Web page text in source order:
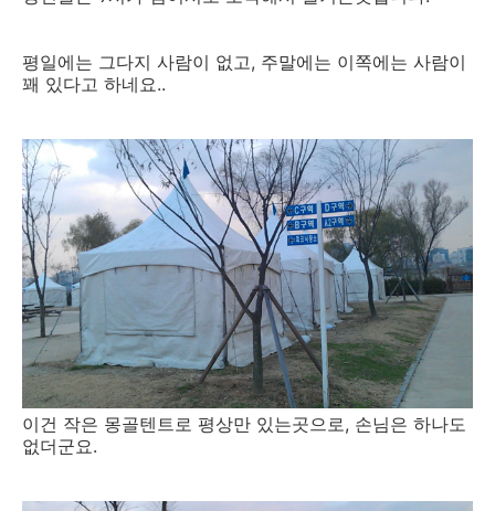
평일에는 그다지 사람이 없고, 주말에는 이쪽에는 사람이
꽤 있다고 하네요..
이건 작은 몽골텐트로 평상만 있는곳으로, 손님은 하나도
없더군요.